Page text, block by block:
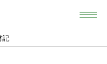
記